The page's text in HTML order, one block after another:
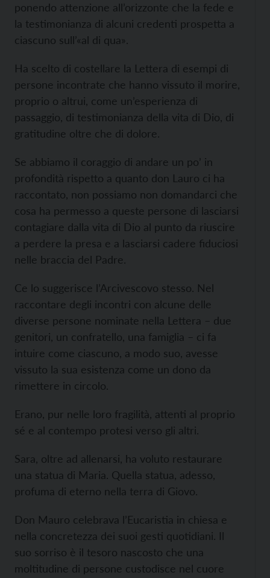
ponendo attenzione all’orizzonte che la fede e
la testimonianza di alcuni credenti prospetta a
ciascuno sull’«al di qua».
Ha scelto di costellare la Lettera di esempi di
persone incontrate che hanno vissuto il morire,
proprio o altrui, come un’esperienza di
passaggio, di testimonianza della vita di Dio, di
gratitudine oltre che di dolore.
Se abbiamo il coraggio di andare un po’ in
profondità rispetto a quanto don Lauro ci ha
raccontato, non possiamo non domandarci che
cosa ha permesso a queste persone di lasciarsi
contagiare dalla vita di Dio al punto da riuscire
a perdere la presa e a lasciarsi cadere fiduciosi
nelle braccia del Padre.
Ce lo suggerisce l’Arcivescovo stesso. Nel
raccontare degli incontri con alcune delle
diverse persone nominate nella Lettera – due
genitori, un confratello, una famiglia – ci fa
intuire come ciascuno, a modo suo, avesse
vissuto la sua esistenza come un dono da
rimettere in circolo.
Erano, pur nelle loro fragilità, attenti al proprio
sé e al contempo protesi verso gli altri.
Sara, oltre ad allenarsi, ha voluto restaurare
una statua di Maria. Quella statua, adesso,
profuma di eterno nella terra di Giovo.
Don Mauro celebrava l’Eucaristia in chiesa e
nella concretezza dei suoi gesti quotidiani. Il
suo sorriso è il tesoro nascosto che una
moltitudine di persone custodisce nel cuore